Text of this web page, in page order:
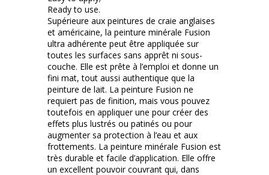
Ready to use.
Supérieure aux peintures de craie anglaises
et américaine, la peinture minérale Fusion
ultra adhérente peut être appliquée sur
toutes les surfaces sans apprêt ni sous-
couche. Elle est prête à l’emploi et donne un
fini mat, tout aussi authentique que la
peinture de lait. La peinture Fusion ne
requiert pas de finition, mais vous pouvez
toutefois en appliquer une pour créer des
effets plus lustrés ou patinés ou pour
augmenter sa protection à l’eau et aux
frottements. La peinture minérale Fusion est
très durable et facile d’application. Elle offre
un excellent pouvoir couvrant qui, dans